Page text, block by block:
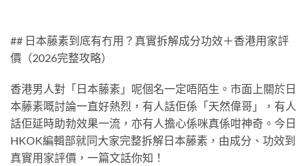
## 日本藤素到底有冇用？真實拆解成分功效＋香港用家評
價（2026完整攻略）
香港男人對「日本藤素」呢個名一定唔陌生。市面上關於日
本藤素嘅討論一直好熱烈，有人話佢係「天然偉哥」，有人
話佢延時助勃效果一流，亦有人擔心係咪真係咁神奇。今日
HKOK編輯部就同大家完整拆解日本藤素，由成分、功效到
真實用家評價，一篇文話你知！